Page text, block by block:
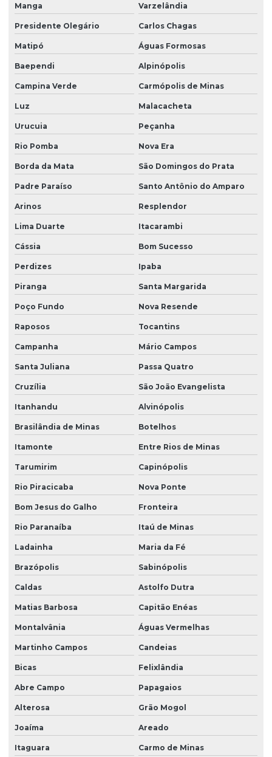
Manga Varzelândia
Presidente Olegário Carlos Chagas
Matipó Águas Formosas
Baependi Alpinópolis
Campina Verde Carmópolis de Minas
Luz Malacacheta
Urucuia Peçanha
Rio Pomba Nova Era
Borda da Mata São Domingos do Prata
Padre Paraíso Santo Antônio do Amparo
Arinos Resplendor
Lima Duarte Itacarambi
Cássia Bom Sucesso
Perdizes Ipaba
Piranga Santa Margarida
Poço Fundo Nova Resende
Raposos Tocantins
Campanha Mário Campos
Santa Juliana Passa Quatro
Cruzília São João Evangelista
Itanhandu Alvinópolis
Brasilândia de Minas Botelhos
Itamonte Entre Rios de Minas
Tarumirim Capinópolis
Rio Piracicaba Nova Ponte
Bom Jesus do Galho Fronteira
Rio Paranaíba Itaú de Minas
Ladainha Maria da Fé
Brazópolis Sabinópolis
Caldas Astolfo Dutra
Matias Barbosa Capitão Enéas
Montalvânia Águas Vermelhas
Martinho Campos Candeias
Bicas Felixlândia
Abre Campo Papagaios
Alterosa Grão Mogol
Joaíma Areado
Itaguara Carmo de Minas